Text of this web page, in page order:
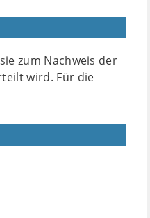
zum Nachweis der
wird. Für die